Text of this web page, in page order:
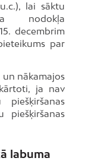
lai sāktu
nodokļa
decembrim
par
un nākamajos
ja nav
piešķiršanas
labuma